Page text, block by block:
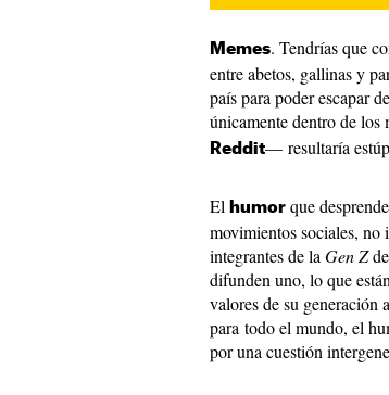
Memes. Tendrías que
entre abetos, gallinas y
país para poder escapar
únicamente dentro de
Reddit— resultaría
El humor que
movimientos sociales, no
integrantes de la Gen Z
difunden uno, lo que
valores de su generación
para todo el mundo, el
por una cuestión